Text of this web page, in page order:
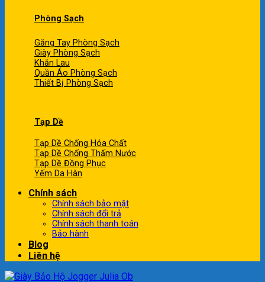
Phòng Sạch
Găng Tay Phòng Sạch
Giày Phòng Sạch
Khăn Lau
Quần Áo Phòng Sạch
Thiết Bị Phòng Sạch
Tạp Dề
Tạp Dề Chống Hóa Chất
Tạp Dề Chống Thấm Nước
Tạp Dề Đồng Phục
Yếm Da Hàn
Chính sách
Chính sách bảo mật
Chính sách đổi trả
Chính sách thanh toán
Bảo hành
Blog
Liên hệ